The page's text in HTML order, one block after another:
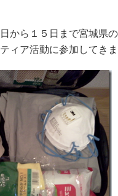
から１５日まで宮城県
ィア活動に参加してき